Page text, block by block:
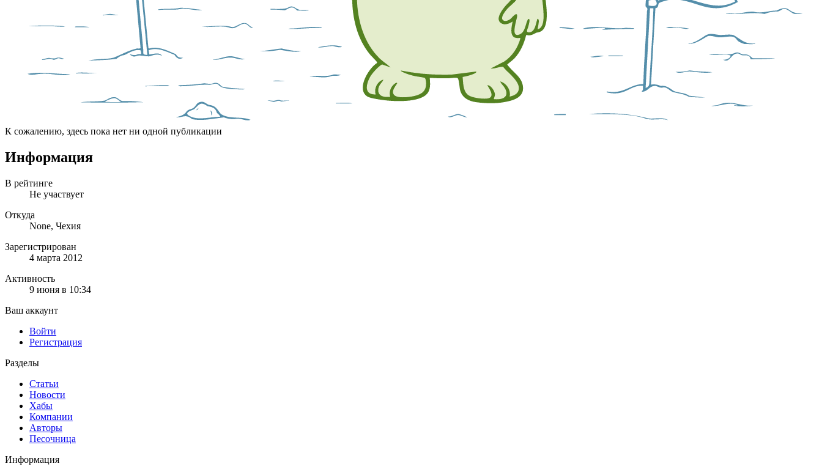
К сожалению, здесь пока нет ни одной публикации
Информация
В рейтинге
Не участвует
Откуда
None, Чехия
Зарегистрирован
4 марта 2012
Активность
9 июня в 10:34
Ваш аккаунт
Войти
Регистрация
Разделы
Статьи
Новости
Хабы
Компании
Авторы
Песочница
Информация